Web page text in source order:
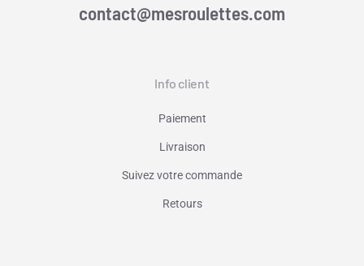
contact@mesroulettes.com
Info client
Paiement
Livraison
Suivez votre commande
Retours